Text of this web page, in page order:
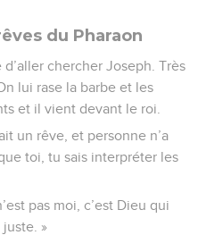
du Pharaon
d’aller chercher Joseph. Très
lui rase la barbe et les
et il vient devant le roi.
un rêve, et personne n’a
toi, tu sais interpréter les
pas moi, c’est Dieu qui
»